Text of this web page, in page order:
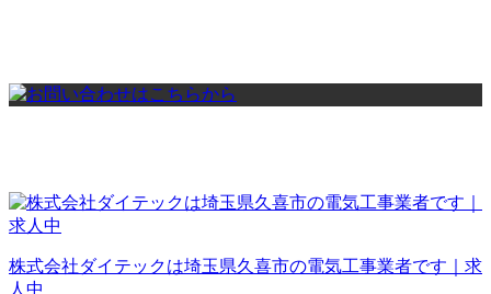
株式会社ダイテックは埼玉県久喜市の電気工事業者です｜求
人中